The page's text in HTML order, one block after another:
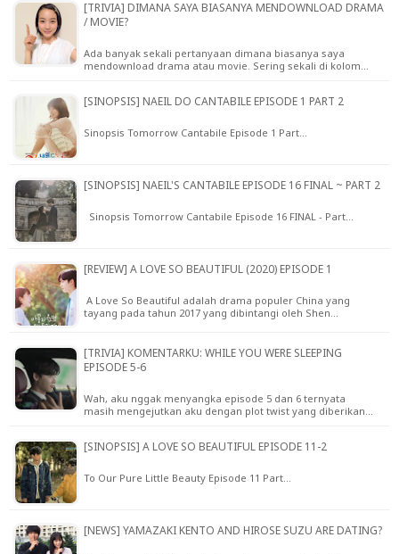
[TRIVIA] DIMANA SAYA BIASANYA MENDOWNLOAD DRAMA
/ MOVIE?
Ada banyak sekali pertanyaan dimana biasanya saya
mendownload drama atau movie. Sering sekali di kolom…
[SINOPSIS] NAEIL DO CANTABILE EPISODE 1 PART 2
Sinopsis Tomorrow Cantabile Episode 1 Part…
[SINOPSIS] NAEIL'S CANTABILE EPISODE 16 FINAL ~ PART 2
Sinopsis Tomorrow Cantabile Episode 16 FINAL - Part…
[REVIEW] A LOVE SO BEAUTIFUL (2020) EPISODE 1
A Love So Beautiful adalah drama populer China yang
tayang pada tahun 2017 yang dibintangi oleh Shen…
[TRIVIA] KOMENTARKU: WHILE YOU WERE SLEEPING
EPISODE 5-6
Wah, aku nggak menyangka episode 5 dan 6 ternyata
masih mengejutkan aku dengan plot twist yang diberikan…
[SINOPSIS] A LOVE SO BEAUTIFUL EPISODE 11-2
To Our Pure Little Beauty Episode 11 Part…
[NEWS] YAMAZAKI KENTO AND HIROSE SUZU ARE DATING?